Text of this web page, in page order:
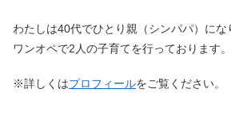
わたしは40代でひとり親（シンパパ）に
ワンオペで2人の子育てを行っております。
※詳しくはプロフィールをご覧ください。